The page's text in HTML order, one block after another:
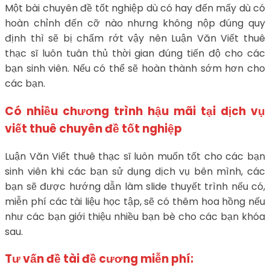
Một bài chuyên đề tốt nghiệp dù có hay đến mấy dù có
hoàn chỉnh đến cỡ nào nhưng không nộp đúng quy
định thì sẽ bị chấm rớt vậy nên Luận Văn Viết thuê
thạc sĩ luôn tuân thủ thời gian đúng tiến độ cho các
bạn sinh viên. Nếu có thể sẽ hoàn thành sớm hơn cho
các bạn.
Có nhiều chương trình hậu mãi tại dịch vụ
viết thuê chuyên đề tốt nghiệp
Luận Văn Viết thuê thạc sĩ luôn muốn tốt cho các bạn
sinh viên khi các bạn sử dụng dịch vụ bên mình, các
bạn sẽ được hướng dẫn làm slide thuyết trình nếu có,
miễn phí các tài liệu học tập, sẽ có thêm hoa hồng nếu
như các bạn giới thiệu nhiều bạn bè cho các bạn khóa
sau.
Tư vấn đề tài đề cương miễn phí: